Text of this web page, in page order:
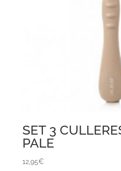
SET 3
PALE
12,95€